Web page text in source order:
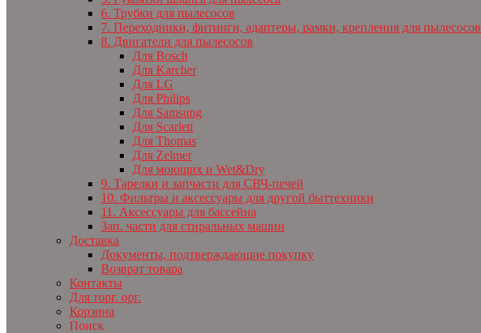
6. Трубки для пылесосов
7. Переходники, фитинги, адаптеры, рамки, крепления для пылесосов
8. Двигатели для пылесосов
Для Bosch
Для Karcher
Для LG
Для Philips
Для Samsung
Для Scarlett
Для Thomas
Для Zelmer
Для моющих и Wet&Dry
9. Тарелки и запчасти для СВЧ-печей
10. Фильтры и аксессуары для другой быттехники
11. Аксессуары для бассейна
Зап. части для стиральных машин
Доставка
Документы, подтверждающие покупку
Возврат товара
Контакты
Для торг. орг.
Корзина
Поиск